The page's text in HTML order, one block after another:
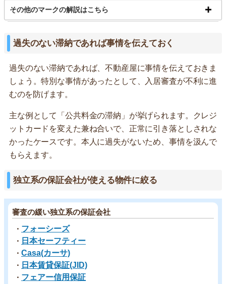
その他のマークの解説はこちら
過失のない滞納であれば事情を伝えておく
過失のない滞納であれば、不動産屋に事情を伝えておきま
しょう。特別な事情があったとして、入居審査が不利に進
むのを防げます。
主な例として「公共料金の滞納」が挙げられます。クレジ
ットカードを変えた兼ね合いで、正常に引き落としされな
かったケースです。本人に過失がないため、事情を汲んで
もらえます。
独立系の保証会社が使える物件に絞る
審査の緩い独立系の保証会社
・ フォーシーズ
・ 日本セーフティー
・ Casa(カーサ)
・ 日本賃貸保証(JID)
・ フェアー信用保証